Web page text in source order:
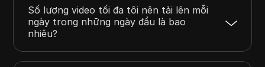
Số lượng video tối đa tôi nên tải lên mỗi
ngày trong những ngày đầu là bao
nhiêu?